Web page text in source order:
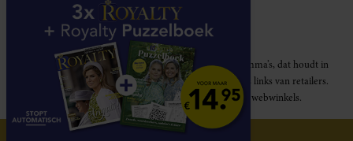
Royalty participeert in diverse affiliate marketing programma’s, dat houdt in
dat Royalty commissies ontvangt voor aankopen middels links van retailers.
Deze website wordt niet gesponsord door de genoemde webwinkels.